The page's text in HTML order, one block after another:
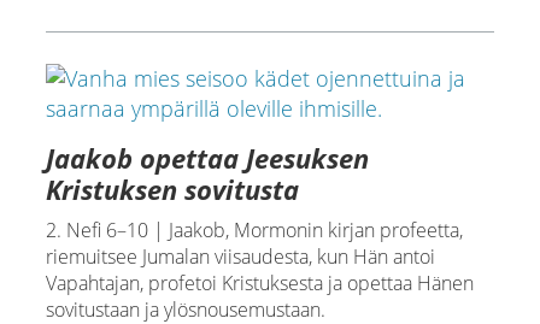
Jaakob opettaa Jeesuksen
Kristuksen sovitusta
2. Nefi 6–10 | Jaakob, Mormonin kirjan profeetta,
riemuitsee Jumalan viisaudesta, kun Hän antoi
Vapahtajan, profetoi Kristuksesta ja opettaa Hänen
sovitustaan ja ylösnousemustaan.